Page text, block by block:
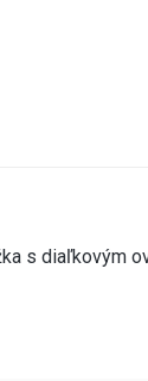
s diaľkovým